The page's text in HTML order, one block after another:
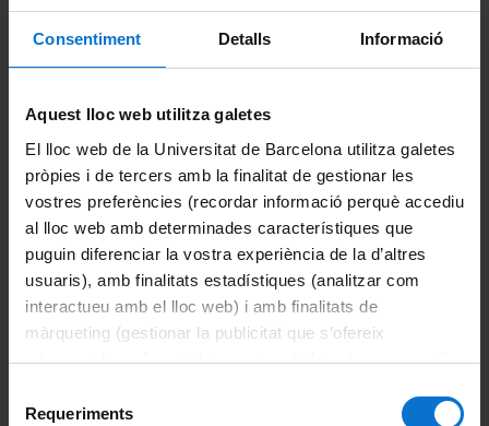
Consentiment Detalls Informació
Aquest lloc web utilitza galetes
El lloc web de la Universitat de Barcelona utilitza galetes
pròpies i de tercers amb la finalitat de gestionar les
vostres preferències (recordar informació perquè accediu
al lloc web amb determinades característiques que
puguin diferenciar la vostra experiència de la d’altres
usuaris), amb finalitats estadístiques (analitzar com
interactueu amb el lloc web) i amb finalitats de
màrqueting (gestionar la publicitat que s’ofereix
adequant-la en funció dels vostres hàbits de navegació).
consultar laPolítica de galetes del lloc web de la
Requeriments
**
Cens de professorat amb vinculació permanent a la UB
Cens de personal d'administració i serveis
***Vot per correu